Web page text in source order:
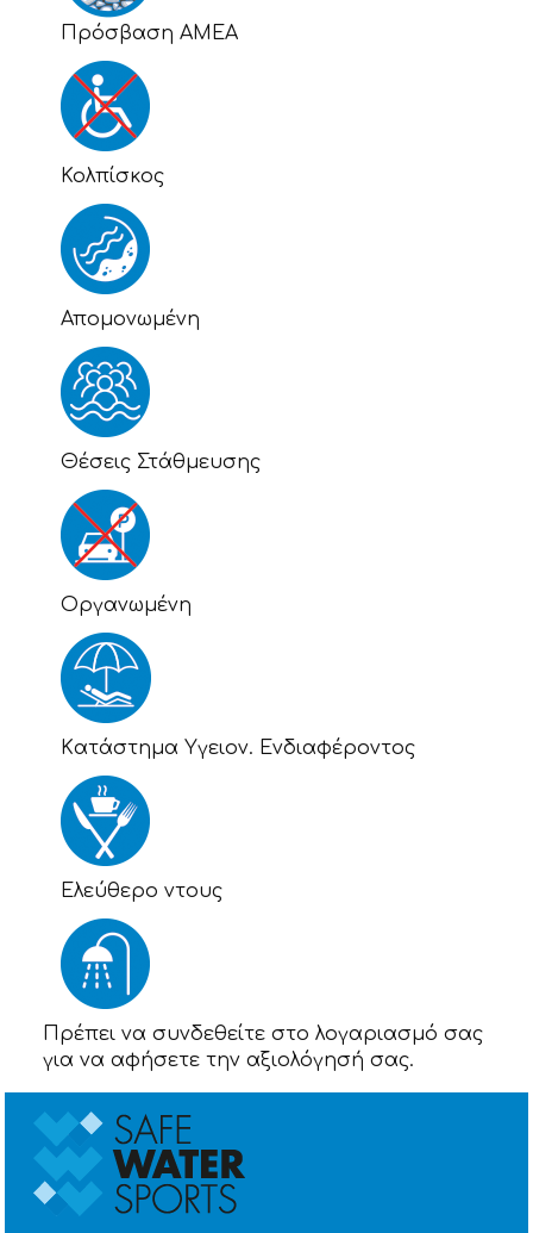
Πρόσβαση ΑΜΕΑ
Κολπίσκος
Απομονωμένη
Θέσεις Στάθμευσης
Οργανωμένη
Kατάστημα Υγειον. Ενδιαφέροντος
Eλεύθερο ντους
Πρέπει να συνδεθείτε στο λογαριασμό σας
για να αφήσετε την αξιολόγησή σας.